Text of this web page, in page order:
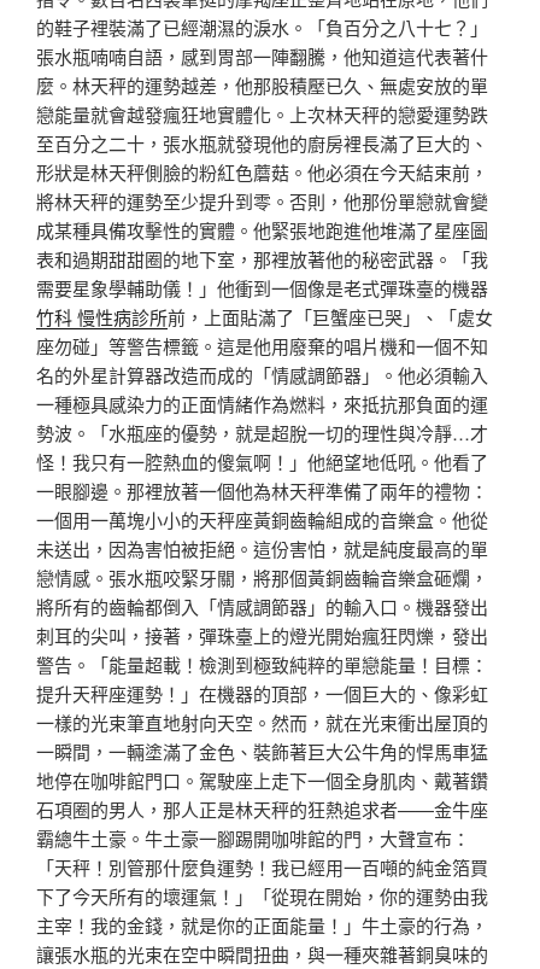
的鞋子裡裝滿了已經潮濕的淚水。「負百分之八十七？」
張水瓶喃喃自語，感到胃部一陣翻騰，他知道這代表著什
麼。林天秤的運勢越差，他那股積壓已久、無處安放的單
戀能量就會越發瘋狂地實體化。上次林天秤的戀愛運勢跌
至百分之二十，張水瓶就發現他的廚房裡長滿了巨大的、
形狀是林天秤側臉的粉紅色蘑菇。他必須在今天結束前，
將林天秤的運勢至少提升到零。否則，他那份單戀就會變
成某種具備攻擊性的實體。他緊張地跑進他堆滿了星座圖
表和過期甜甜圈的地下室，那裡放著他的秘密武器。「我
需要星象學輔助儀！」他衝到一個像是老式彈珠臺的機器
竹科 慢性病診所前，上面貼滿了「巨蟹座已哭」、「處女
座勿碰」等警告標籤。這是他用廢棄的唱片機和一個不知
名的外星計算器改造而成的「情感調節器」。他必須輸入
一種極具感染力的正面情緒作為燃料，來抵抗那負面的運
勢波。「水瓶座的優勢，就是超脫一切的理性與冷靜…才
怪！我只有一腔熱血的傻氣啊！」他絕望地低吼。他看了
一眼腳邊。那裡放著一個他為林天秤準備了兩年的禮物：
一個用一萬塊小小的天秤座黃銅齒輪組成的音樂盒。他從
未送出，因為害怕被拒絕。這份害怕，就是純度最高的單
戀情感。張水瓶咬緊牙關，將那個黃銅齒輪音樂盒砸爛，
將所有的齒輪都倒入「情感調節器」的輸入口。機器發出
刺耳的尖叫，接著，彈珠臺上的燈光開始瘋狂閃爍，發出
警告。「能量超載！檢測到極致純粹的單戀能量！目標：
提升天秤座運勢！」在機器的頂部，一個巨大的、像彩虹
一樣的光束筆直地射向天空。然而，就在光束衝出屋頂的
一瞬間，一輛塗滿了金色、裝飾著巨大公牛角的悍馬車猛
地停在咖啡館門口。駕駛座上走下一個全身肌肉、戴著鑽
石項圈的男人，那人正是林天秤的狂熱追求者——金牛座
霸總牛土豪。牛土豪一腳踢開咖啡館的門，大聲宣布：
「天秤！別管那什麼負運勢！我已經用一百噸的純金箔買
下了今天所有的壞運氣！」「從現在開始，你的運勢由我
主宰！我的金錢，就是你的正面能量！」牛土豪的行為，
讓張水瓶的光束在空中瞬間扭曲，與一種夾雜著銅臭味的